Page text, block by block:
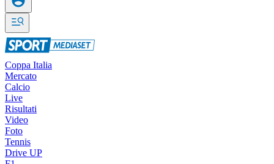
Coppa Italia
Mercato
Calcio
Live
Risultati
Video
Foto
Tennis
Drive UP